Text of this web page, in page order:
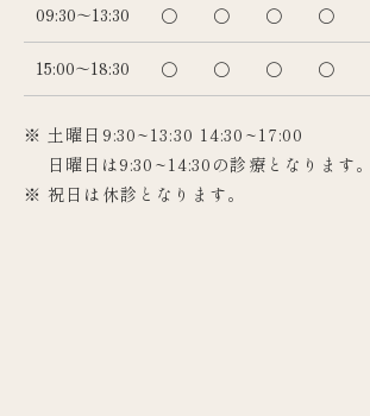
09:30～13:30 〇 〇 〇 〇
15:00～18:30 〇 〇 〇 〇
※ 土曜日9:30~13:30 14:30~17:00
日曜日は9:30~14:30の診療となります。
※ 祝日は休診となります。